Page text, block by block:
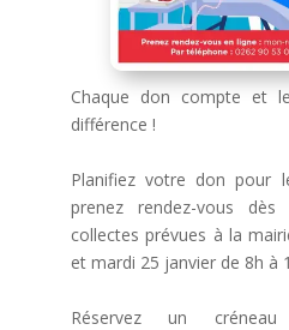
Chaque don compte et
différence !
Planifiez votre don pour
prenez rendez-vous
collectes prévues à la
et mardi 25 janvier de 8h à
Réservez un